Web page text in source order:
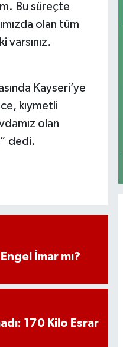
Bu süreçte
olan tüm
varsınız.
Kayseri’ye
kıymetli
olan
dedi.
İmar mı?
170 Kilo Esrar